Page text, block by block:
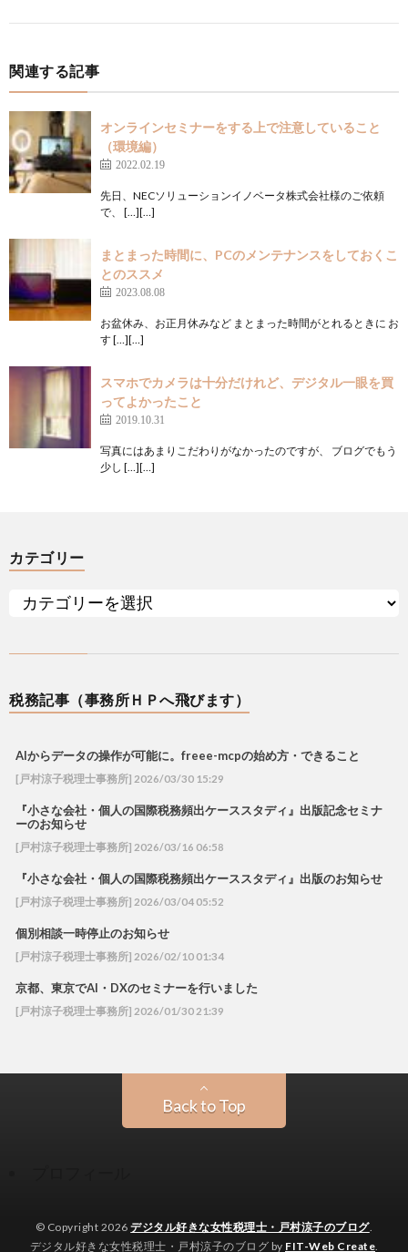
関連する記事
オンラインセミナーをする上で注意していること
（環境編）
2022.02.19
先日、NECソリューションイノベータ株式会社様のご依頼
で、 […][…]
まとまった時間に、PCのメンテナンスをしておくこ
とのススメ
2023.08.08
お盆休み、お正月休みなど まとまった時間がとれるときに お
す […][…]
スマホでカメラは十分だけれど、デジタル一眼を買
ってよかったこと
2019.10.31
写真にはあまりこだわりがなかったのですが、 ブログでもう
少し […][…]
カテゴリー
税務記事（事務所ＨＰへ飛びます）
AIからデータの操作が可能に。freee-mcpの始め方・できること
[戸村涼子税理士事務所] 2026/03/30 15:29
『小さな会社・個人の国際税務頻出ケーススタディ』出版記念セミナ
ーのお知らせ
[戸村涼子税理士事務所] 2026/03/16 06:58
『小さな会社・個人の国際税務頻出ケーススタディ』出版のお知らせ
[戸村涼子税理士事務所] 2026/03/04 05:52
個別相談一時停止のお知らせ
[戸村涼子税理士事務所] 2026/02/10 01:34
京都、東京でAI・DXのセミナーを行いました
[戸村涼子税理士事務所] 2026/01/30 21:39
Back to Top
© Copyright 2026デジタル好きな女性税理士・戸村涼子のブログ.
デジタル好きな女性税理士・戸村涼子のブログ by FIT-Web Create